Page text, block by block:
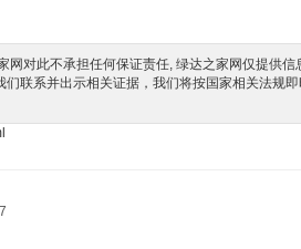
对此不承担任何保证责任, 绿达之家网仅提供信
联系并出示相关证据，我们将按国家相关法规